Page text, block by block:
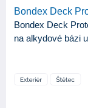
Bondex Deck
Bondex Deck
na alkydové bázi